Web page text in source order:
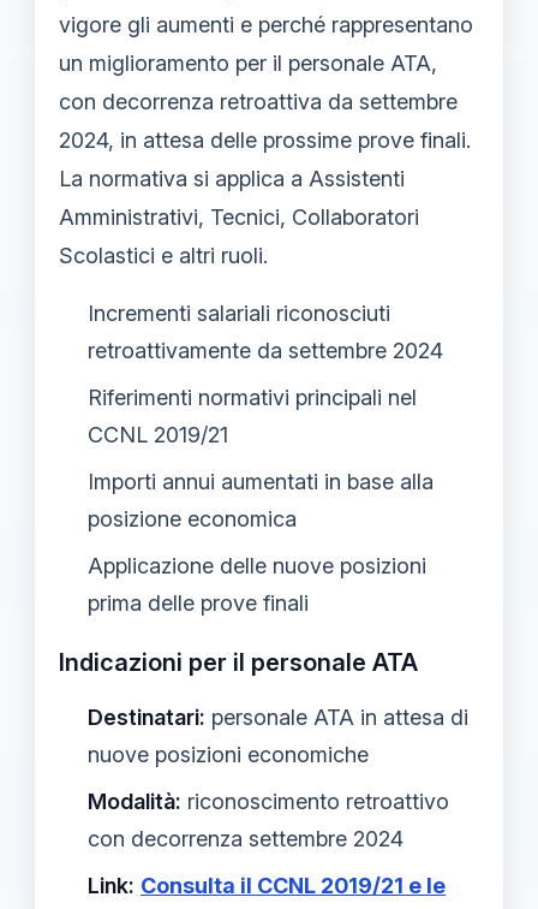
vigore gli aumenti e perché rappresentano
un miglioramento per il personale ATA,
con decorrenza retroattiva da settembre
2024, in attesa delle prossime prove finali.
La normativa si applica a Assistenti
Amministrativi, Tecnici, Collaboratori
Scolastici e altri ruoli.
Incrementi salariali riconosciuti
retroattivamente da settembre 2024
Riferimenti normativi principali nel
CCNL 2019/21
Importi annui aumentati in base alla
posizione economica
Applicazione delle nuove posizioni
prima delle prove finali
Indicazioni per il personale ATA
Destinatari: personale ATA in attesa di
nuove posizioni economiche
Modalità: riconoscimento retroattivo
con decorrenza settembre 2024
Link: Consulta il CCNL 2019/21 e le